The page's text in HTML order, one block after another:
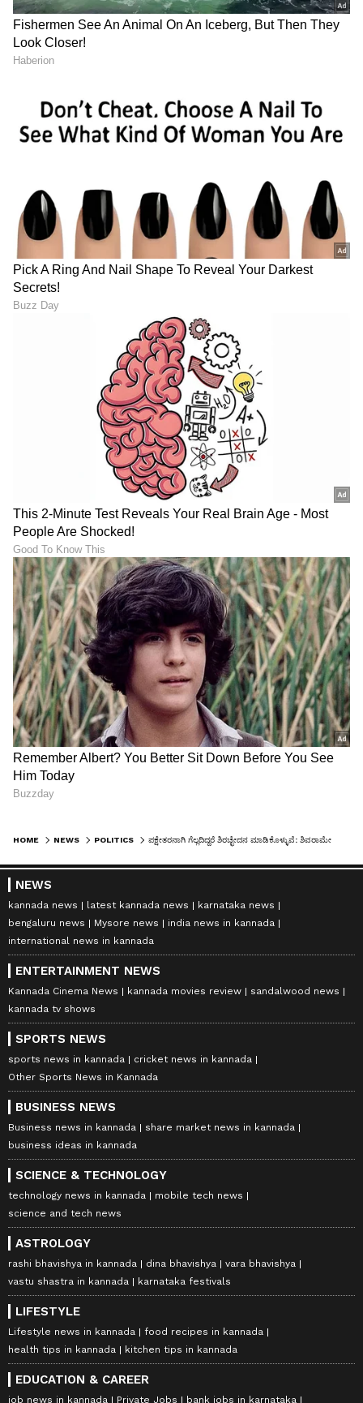
HOME NEWS POLITICS
NEWS
kannada news latest kannada news
karnataka news
bengaluru news
Mysore news
india news in kannada
international news in kannada
ENTERTAINMENT NEWS
Kannada Cinema News kannada movies review
sandalwood news
kannada tv shows
SPORTS NEWS
sports news in kannada
cricket news in kannada
Other Sports News in Kannada
BUSINESS NEWS
Business news in kannada
share market news in kannada
business ideas in kannada
SCIENCE & TECHNOLOGY
technology news in kannada
mobile tech news
science and tech news
ASTROLOGY
rashi bhavishya in kannada dina bhavishya
vara bhavishya
vastu shastra in kannada
karnataka festivals
LIFESTYLE
Lifestyle news in kannada
food recipes in kannada
health tips in kannada
kitchen tips in kannada
EDUCATION & CAREER
job news in kannada Private Jobs bank jobs in karnataka